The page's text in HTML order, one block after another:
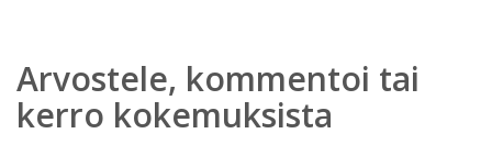
Arvostele, kommentoi tai
kerro kokemuksista